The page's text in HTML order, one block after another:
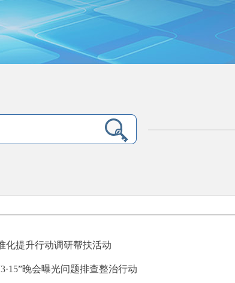
化提升行动调研帮扶活动
晚会曝光问题排查整治行动